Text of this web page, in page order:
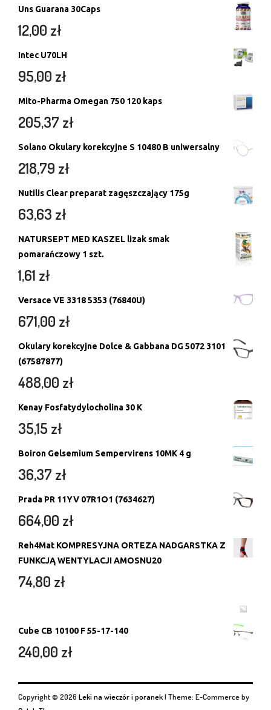
Uns Guarana 30Caps
12,00 zł
Intec U70LH
95,00 zł
Mito-Pharma Omegan 750 120 kaps
205,37 zł
Solano Okulary korekcyjne S 10480 B uniwersalny
218,79 zł
Nutilis Clear preparat zagęszczający 175g
63,63 zł
NATURSEPT MED KASZEL lizak smak
pomarańczowy 1 szt.
1,61 zł
Versace VE 3318 5353 (76840U)
671,00 zł
Okulary korekcyjne Dolce & Gabbana DG 5072 3101
(67587877)
488,00 zł
Kenay Fosfatydylocholina 30 K
35,15 zł
Boiron Gelsemium Sempervirens 10MK 4 g
36,37 zł
Prada PR 11YV 07R1O1 (7634627)
664,00 zł
Reh4Mat KOMPRESYJNA ORTEZA NADGARSTKA Z
FUNKCJĄ WENTYLACJI AMOSNU20
74,80 zł
Cube CB 10100 F 55-17-140
240,00 zł
Copyright © 2026 Leki na wieczór i poranek| Theme: E-Commerce by